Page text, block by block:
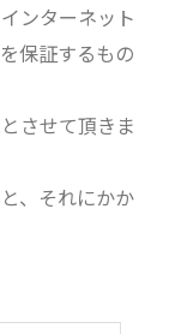
ンターネット
保証するもの
させて頂きま
、それにかか